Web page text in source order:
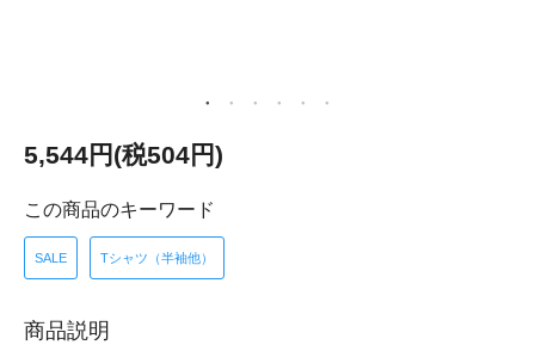
5,544円(税504円)
この商品のキーワード
SALE Tシャツ（半袖他）
商品説明